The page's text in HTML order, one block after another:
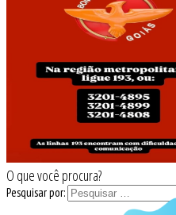
O que você procura?
Pesquisar por: